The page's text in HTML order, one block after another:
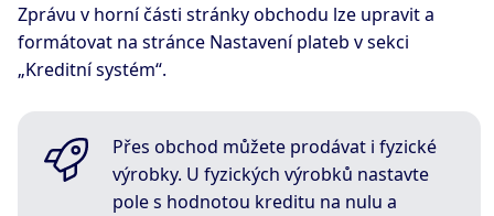
Zprávu v horní části stránky obchodu lze upravit a
formátovat na stránce Nastavení plateb v sekci
„Kreditní systém“.
Přes obchod můžete prodávat i fyzické
výrobky. U fyzických výrobků nastavte
pole s hodnotou kreditu na nulu a